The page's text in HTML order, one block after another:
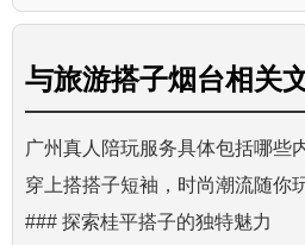
与旅游搭子烟台相关
广州真人陪玩服务具体包括哪些
穿上搭搭子短袖，时尚潮流随你
### 探索桂平搭子的独特魅力